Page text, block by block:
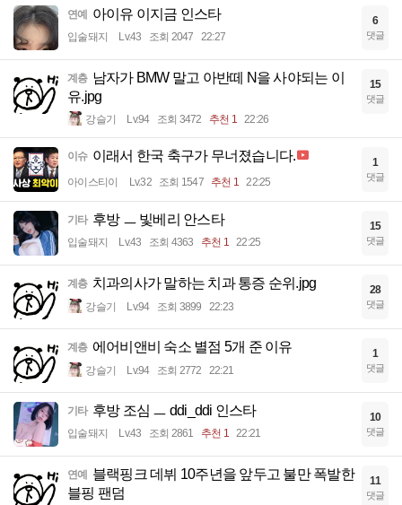
연예 아이유 이지금 인스타
입술돼지 Lv.43 조회 2047 22:27
6
댓글
계층 남자가 BMW 말고 아반떼 N을 사야되는 이
유.jpg
강슬기 Lv.94 조회 3472 추천 1 22:26
15
댓글
이슈 이래서 한국 축구가 무너졌습니다.
아이스티이 Lv.32 조회 1547 추천 1 22:25
1
댓글
기타 후방 ㅡ 빛베리 안스타
입술돼지 Lv.43 조회 4363 추천 1 22:25
15
댓글
계층 치과의사가 말하는 치과 통증 순위.jpg
강슬기 Lv.94 조회 3899 22:23
28
댓글
계층 에어비앤비 숙소 별점 5개 준 이유
강슬기 Lv.94 조회 2772 22:21
1
댓글
기타 후방 조심 ㅡ ddi_ddi 인스타
입술돼지 Lv.43 조회 2861 추천 1 22:21
10
댓글
연예 블랙핑크 데뷔 10주년을 앞두고 불만 폭발한
블핑 팬덤
11
댓글